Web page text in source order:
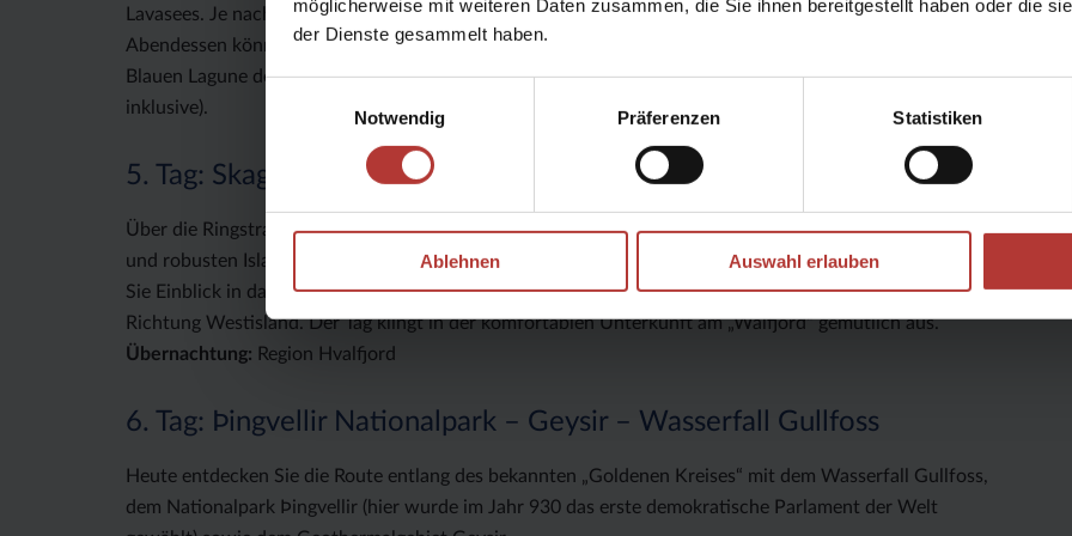
möglicherweise mit weiteren Daten zusammen, die Sie ihnen bereitgestellt haben oder die
der Dienste gesammelt haben.
Notwendig
Präferenzen Statistiken
Ablehnen Auswahl erlauben
Lavasees. Je nach Wetterbedingungen machen Sie einen Spaziergang durch das Lavafeld. Nach dem
Abendessen können Sie sich im mineralhaltigen, milchig-blauen Wasser des Mývatn Nature Bath, der
Blauen Lagune des Nordens, erholen und hoffentlich ein paar Nordlichter am Himmel entdecken (Eintritt
inklusive).
5. Tag: Skagafjörður – Hvalfjord
Über die Ringstraße gelangen Sie in den Skagafjörður-Distrikt, berühmt für die Zucht von ausdauernden
und robusten Islandpferden. Bei einem Besuch im Torfhofmuseum Glaumbær nahe Varmahlið erhalten
Sie Einblick in das frühere Leben auf dem Lande. Weiterfahrt über die Hochebene Holtvörðuheiði in
Richtung Westisland. Der Tag klingt in der komfortablen Unterkunft am „Walfjord“ gemütlich aus.
Übernachtung: Region Hvalfjord
6. Tag: Þingvellir Nationalpark – Geysir – Wasserfall Gullfoss
Heute entdecken Sie die Route entlang des bekannten „Goldenen Kreises“ mit dem Wasserfall Gullfoss,
dem Nationalpark Þingvellir (hier wurde im Jahr 930 das erste demokratische Parlament der Welt